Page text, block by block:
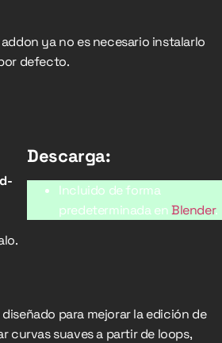
ya no es necesario instalarlo
defecto.
Descarga:
Incluido de forma
predeterminada enBlender.
para mejorar la edición de
curvas suaves a partir de loops,